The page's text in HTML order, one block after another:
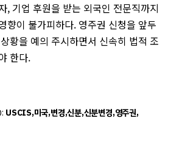
, 기업 후원을 받는 외국인 전문직까지
향이 불가피하다. 영주권 신청을 앞두
황을 예의 주시하면서 신속히 법적 조
한다.
USCIS미국 변경 신분신분변경 영주권